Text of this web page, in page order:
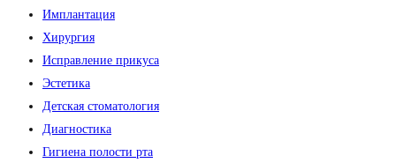
Имплантация
Хирургия
Исправление прикуса
Эстетика
Детская стоматология
Диагностика
Гигиена полости рта